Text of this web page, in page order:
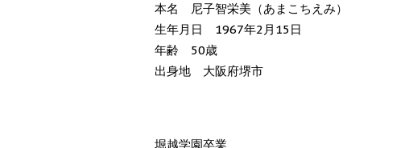
本名 尼子智栄美（あまこちえみ）
生年月日 1967年2月15日
年齢 50歳
出身地 大阪府堺市
堀越学園卒業